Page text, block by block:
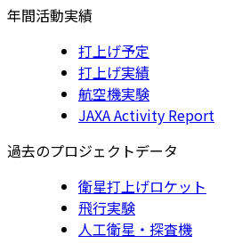
年間活動実績
打上げ予定
打上げ実績
航空機実験
JAXA Activity Report
過去のプロジェクトデータ
衛星打上げロケット
飛行実験
人工衛星・探査機